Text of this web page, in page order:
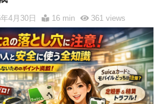
4月30日 16 min 361views